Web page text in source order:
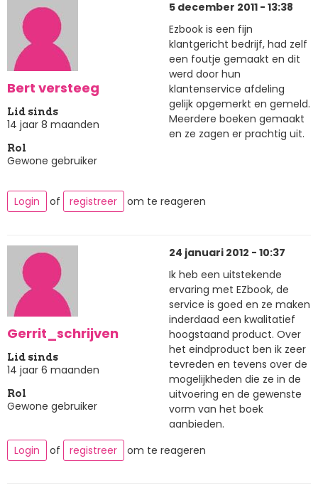
Bert versteeg
Lid sinds
14 jaar 8 maanden
Rol
Gewone gebruiker
5 december 2011 - 13:38
Ezbook is een fijn
klantgericht bedrijf, had zelf
een foutje gemaakt en dit
werd door hun
klantenservice afdeling
gelijk opgemerkt en gemeld.
Meerdere boeken gemaakt
en ze zagen er prachtig uit.
Login of registreer om te reageren
Gerrit_schrijven
Lid sinds
14 jaar 6 maanden
Rol
Gewone gebruiker
24 januari 2012 - 10:37
Ik heb een uitstekende
ervaring met EZbook, de
service is goed en ze maken
inderdaad een kwalitatief
hoogstaand product. Over
het eindproduct ben ik zeer
tevreden en tevens over de
mogelijkheden die ze in de
uitvoering en de gewenste
vorm van het boek
aanbieden.
Login
of registreer om te reageren